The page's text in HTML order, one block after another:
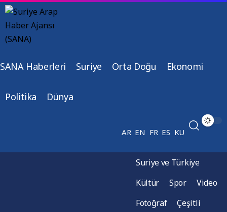
SANA Haberleri Suriye Orta Doğu Ekonomi
Politika Dünya
AR EN FR ES KU
Suriye ve Türkiye
Kültür
Spor
Video
Fotoğraf
Çeşitli